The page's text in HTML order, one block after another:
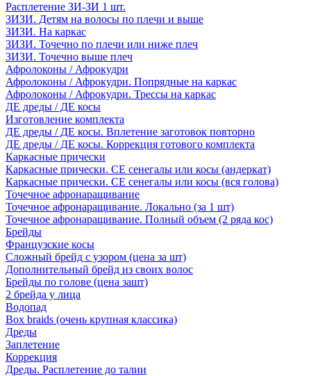
Расплетение ЗИ-ЗИ 1 шт.
ЗИЗИ. Детям на волосы по плечи и выше
ЗИЗИ. На каркас
ЗИЗИ. Точечно по плечи или ниже плеч
ЗИЗИ. Точечно выше плеч
Афролоконы / Афрокудри
Афролоконы / Афрокудри. Попрядные на каркас
Афролоконы / Афрокудри. Трессы на каркас
ДЕ дреды / ДЕ косы
Изготовление комплекта
ДЕ дреды / ДЕ косы. Вплетение заготовок повторно
ДЕ дреды / ДЕ косы. Коррекция готового комплекта
Каркасные прически
Каркасные прически. СЕ сенегалы или косы (андеркат)
Каркасные прически. СЕ сенегалы или косы (вся голова)
Точечное афронаращивание
Точечное афронаращивание. Локально (за 1 шт)
Точечное афронаращивание. Полный объем (2 ряда кос)
Брейды
Французские косы
Сложный брейд с узором (цена за шт)
Дополнительный брейд из своих волос
Брейды по голове (цена зашт)
2 брейда у лица
Водопад
Box braids (очень крупная классика)
Дреды
Заплетение
Коррекция
Дреды. Расплетение до талии